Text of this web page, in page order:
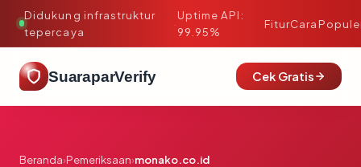
Didukung infrastruktur
tepercaya
·
Uptime API:
99.95%
FiturCara
SuaraparVerify Cek Gratis
Beranda›Pemeriksaan›monako.co.id